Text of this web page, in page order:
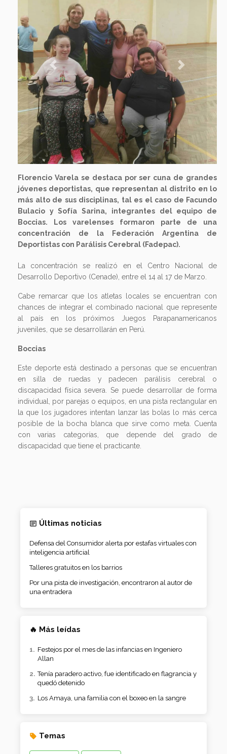
Previous Next
Florencio Varela se destaca por ser cuna de grandes
jóvenes deportistas, que representan al distrito en lo
más alto de sus disciplinas, tal es el caso de Facundo
Bulacio y Sofía Sarina, integrantes del equipo de
Boccias. Los varelenses formaron parte de una
concentración de la Federación Argentina de
Deportistas con Parálisis Cerebral (Fadepac).
La concentración se realizó en el Centro Nacional de
Desarrollo Deportivo (Cenade), entre el 14 al 17 de Marzo.
Cabe remarcar que los atletas locales se encuentran con
chances de integrar el combinado nacional que represente
al país en los próximos Juegos Parapanamericanos
juveniles, que se desarrollarán en Perú.
Boccias
Este deporte está destinado a personas que se encuentran
en silla de ruedas y padecen parálisis cerebral o
discapacidad física severa. Se puede desarrollar de forma
individual, por parejas o equipos, en una pista rectangular en
la que los jugadores intentan lanzar las bolas lo más cerca
posible de la bocha blanca que sirve como meta. Cuenta
con varias categorías, que depende del grado de
discapacidad que tiene el practicante.
Últimas noticias
Defensa del Consumidor alerta por estafas virtuales con
inteligencia artificial
Talleres gratuitos en los barrios
Por una pista de investigación, encontraron al autor de
una entradera
🔥 Más leídas
Festejos por el mes de las infancias en Ingeniero
Allan
Tenía paradero activo, fue identificado en flagrancia y
quedó detenido
Los Amaya, una familia con el boxeo en la sangre
Temas